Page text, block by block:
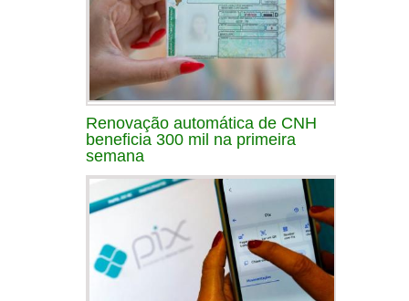
Renovação automática de CNH
beneficia 300 mil na primeira
semana